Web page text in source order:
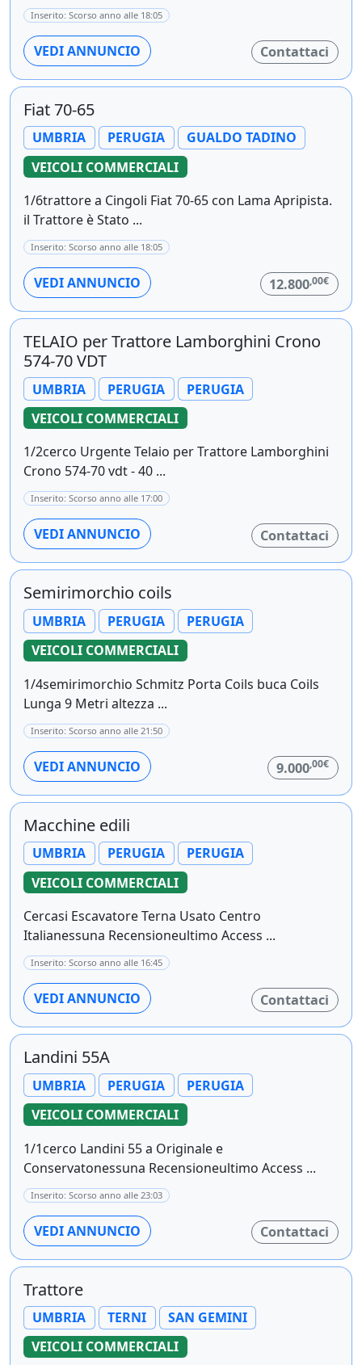
Inserito: Scorso anno alle 18:05
VEDI ANNUNCIO Contattaci
Fiat 70-65
UMBRIA PERUGIA
GUALDO TADINO
VEICOLI COMMERCIALI
1/6trattore a Cingoli Fiat 70-65 con Lama Apripista.
il Trattore è Stato ...
Inserito: Scorso anno alle 18:05
VEDI ANNUNCIO 12.800,00€
TELAIO per Trattore Lamborghini Crono
574-70 VDT
UMBRIA PERUGIA
PERUGIA
VEICOLI COMMERCIALI
1/2cerco Urgente Telaio per Trattore Lamborghini
Crono 574-70 vdt - 40 ...
Inserito: Scorso anno alle 17:00
VEDI ANNUNCIO Contattaci
Semirimorchio coils
UMBRIA PERUGIA
PERUGIA
VEICOLI COMMERCIALI
1/4semirimorchio Schmitz Porta Coils buca Coils
Lunga 9 Metri altezza ...
Inserito: Scorso anno alle 21:50
VEDI ANNUNCIO 9.000,00€
Macchine edili
UMBRIA PERUGIA
PERUGIA
VEICOLI COMMERCIALI
Cercasi Escavatore Terna Usato Centro
Italianessuna Recensioneultimo Access ...
Inserito: Scorso anno alle 16:45
VEDI ANNUNCIO Contattaci
Landini 55A
UMBRIA PERUGIA
PERUGIA
VEICOLI COMMERCIALI
1/1cerco Landini 55 a Originale e
Conservatonessuna Recensioneultimo Access ...
Inserito: Scorso anno alle 23:03
VEDI ANNUNCIO Contattaci
Trattore
UMBRIA TERNI
SAN GEMINI
VEICOLI COMMERCIALI